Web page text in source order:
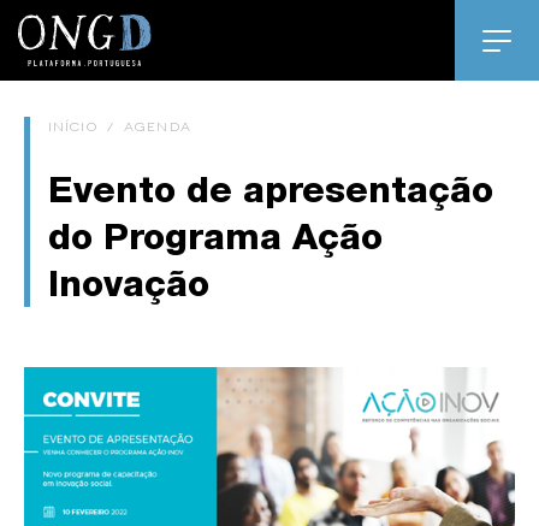
INÍCIO / AGENDA
Evento de apresentação
do Programa Ação
Inovação